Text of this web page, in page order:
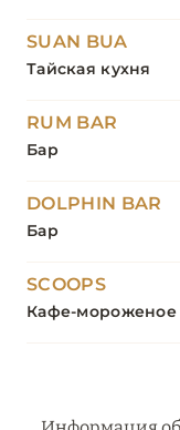
SUAN BUA
Тайская кухня
RUM BAR
Бар
DOLPHIN BAR
Бар
SCOOPS
Кафе-мороженое